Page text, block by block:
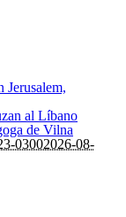
Jerusalem,
al Líbano
de Vilna
03002026-08-